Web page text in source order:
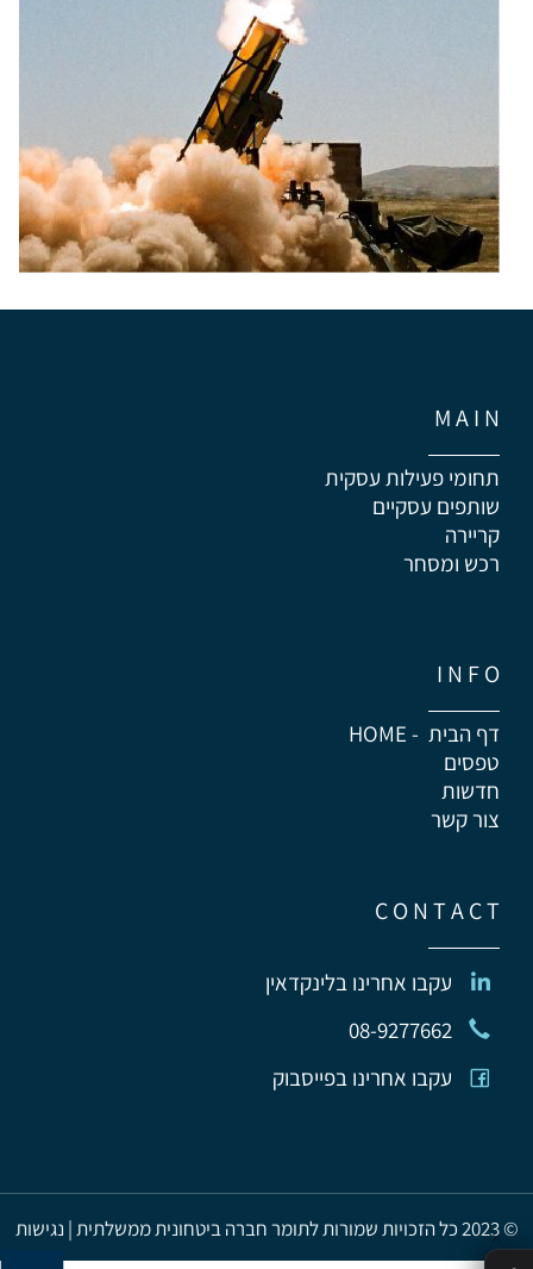
M A I N
תחומי פעילות עסקית
שותפים עסקיים
קריירה
רכש ומסחר
I N F O
דף הבית - HOME
טפסים
חדשות
צור קשר
C O N T A C T
עקבו אחרינו בלינקדאין
08-9277662
עקבו אחרינו בפייסבוק
© 2023 כל הזכויות שמורות לתומר חברה ביטחונית ממשלתית | נגישות✕